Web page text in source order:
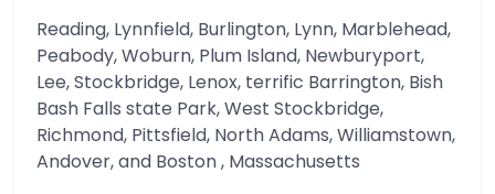
Reading, Lynnfield, Burlington, Lynn, Marblehead,
Peabody, Woburn, Plum Island, Newburyport,
Lee, Stockbridge, Lenox, terrific Barrington, Bish
Bash Falls state Park, West Stockbridge,
Richmond, Pittsfield, North Adams, Williamstown,
Andover, and Boston , Massachusetts